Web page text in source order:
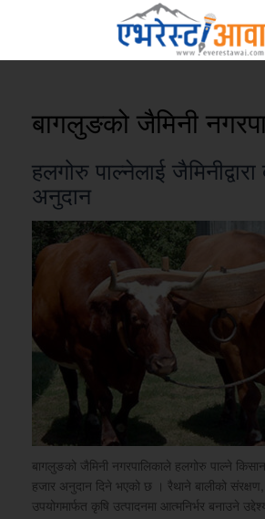
बागलुङको जैमिनी
हलगोरु पाल्नेलाई
अनुदान
बागलुङको जैमिनी नगरपालिकाले हलगोरु पाल्ने
हजार अनुदान दिने भएको छ । रैथाने बालीको
उपयोगमार्फत कृषि उत्पादनमा आत्मनिर्भर बनाउने